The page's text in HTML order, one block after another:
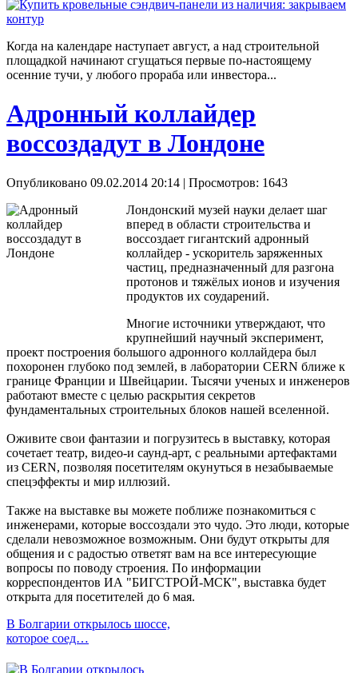
Когда на календаре наступает август, а над строительной
площадкой начинают сгущаться первые по-настоящему
осенние тучи, у любого прораба или инвестора...
Адронный коллайдер
воссоздадут в Лондоне
Опубликовано 09.02.2014 20:14 | Просмотров: 1643
Лондонский музей науки делает шаг
вперед в области строительства и
воссоздает гигантский адронный
коллайдер - ускоритель заряженных
частиц, предназначенный для разгона
протонов и тяжёлых ионов и изучения
продуктов их соударений.
Многие источники утверждают, что
крупнейший научный эксперимент,
проект построения большого адронного коллайдера был
похоронен глубоко под землей, в лаборатории CERN ближе к
границе Франции и Швейцарии. Тысячи ученых и инженеров
работают вместе с целью раскрытия секретов
фундаментальных строительных блоков нашей вселенной.
Оживите свои фантазии и погрузитесь в выставку, которая
сочетает театр, видео-и саунд-арт, с реальными артефактами
из CERN, позволяя посетителям окунуться в незабываемые
спецэффекты и мир иллюзий.
Также на выставке вы можете поближе познакомиться с
инженерами, которые воссоздали это чудо. Это люди, которые
сделали невозможное возможным. Они будут открыты для
общения и с радостью ответят вам на все интересующие
вопросы по поводу строения. По информации
корреспондентов ИА "БИГСТРОЙ-МСК", выставка будет
открыта для посетителей до 6 мая.
В Болгарии открылось шоссе,
которое соед…